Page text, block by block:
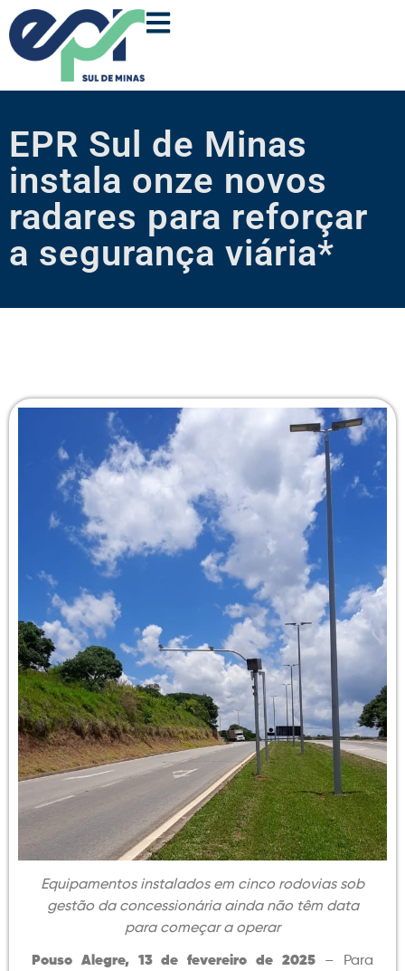
EPR Sul de Minas
instala onze novos
radares para reforçar
a segurança viária*
Equipamentos instalados em cinco rodovias sob
gestão da concessionária ainda não têm data
para começar a operar
Pouso Alegre, 13 de fevereiro de 2025– Para